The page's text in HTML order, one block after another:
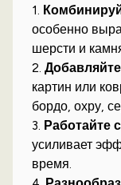
1.
особенно
шерсти и
2.
картин или
бордо, охру,
3. Работайте
усиливает
время.